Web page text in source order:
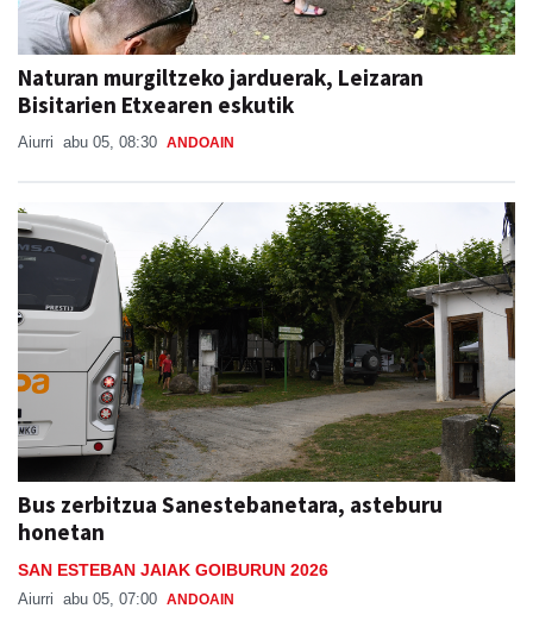
Naturan murgiltzeko jarduerak, Leizaran
Bisitarien Etxearen eskutik
Aiurri abu 05, 08:30 ANDOAIN
Bus zerbitzua Sanestebanetara, asteburu
honetan
SAN ESTEBAN JAIAK GOIBURUN 2026
Aiurri abu 05, 07:00 ANDOAIN